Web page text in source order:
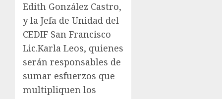
Edith González Castro,
y la Jefa de Unidad del
CEDIF San Francisco
Lic.Karla Leos, quienes
serán responsables de
sumar esfuerzos que
multipliquen los